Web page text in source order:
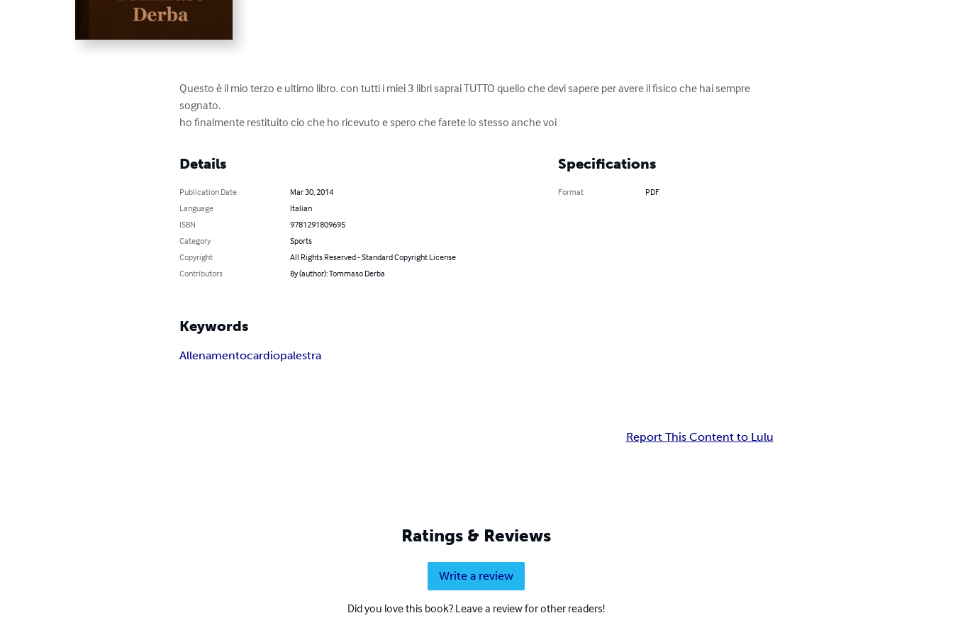
Questo è il mio terzo e ultimo libro. con tutti i miei 3 libri saprai TUTTO quello che devi sapere per avere il fisico che hai sempre
sognato.
ho finalmente restituito cio che ho ricevuto e spero che farete lo stesso anche voi
Details
Publication Date
Mar 30, 2014
Language
Italian
ISBN
9781291809695
Category
Sports
Copyright
All Rights Reserved - Standard Copyright License
Contributors
By (author): Tommaso Derba
Specifications
Format PDF
Keywords
Allenamentocardiopalestra
Report This Content to Lulu
Ratings & Reviews
Write a review
Did you love this book? Leave a review for other readers!